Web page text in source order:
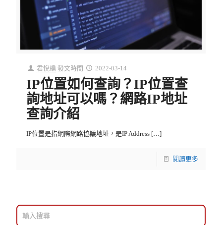
君悅編 發文時間 2022-03-14
IP位置如何查詢？IP位置查
詢地址可以嗎？網路IP地址
查詢介紹
IP位置是指網際網路協議地址，是IP Address […]
閱讀更多